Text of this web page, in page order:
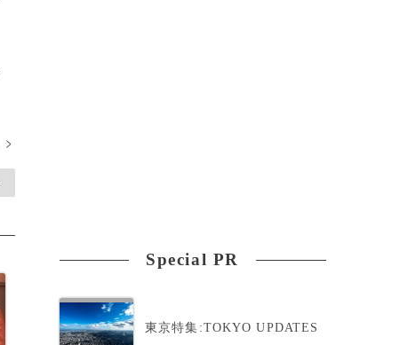
>
Special PR
東京特集:TOKYO UPDATES